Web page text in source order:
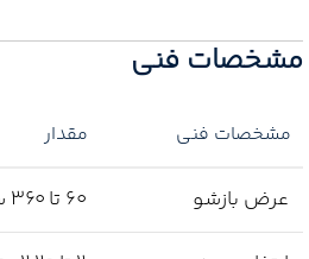
مشخصات فنی
مشخصات فنی مقدار
عرض بازشو 60 تا 360 سانتی‌متر